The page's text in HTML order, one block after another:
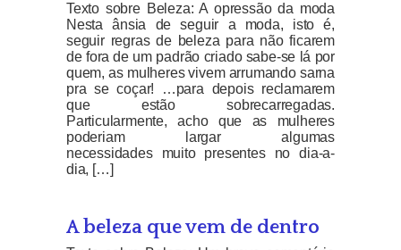
Texto sobre Beleza: A opressão da moda
Nesta ânsia de seguir a moda, isto é,
seguir regras de beleza para não ficarem
de fora de um padrão criado sabe-se lá por
quem, as mulheres vivem arrumando sarna
pra se coçar! …para depois reclamarem
que estão sobrecarregadas.
Particularmente, acho que as mulheres
poderiam largar algumas
necessidades muito presentes no dia-a-
dia, […]
A beleza que vem de dentro